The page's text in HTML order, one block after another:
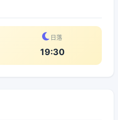
日落
19:30